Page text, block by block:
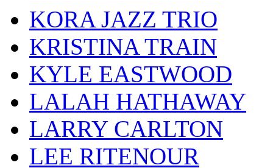
KORA JAZZ TRIO
KRISTINA TRAIN
KYLE EASTWOOD
LALAH HATHAWAY
LARRY CARLTON
LEE RITENOUR